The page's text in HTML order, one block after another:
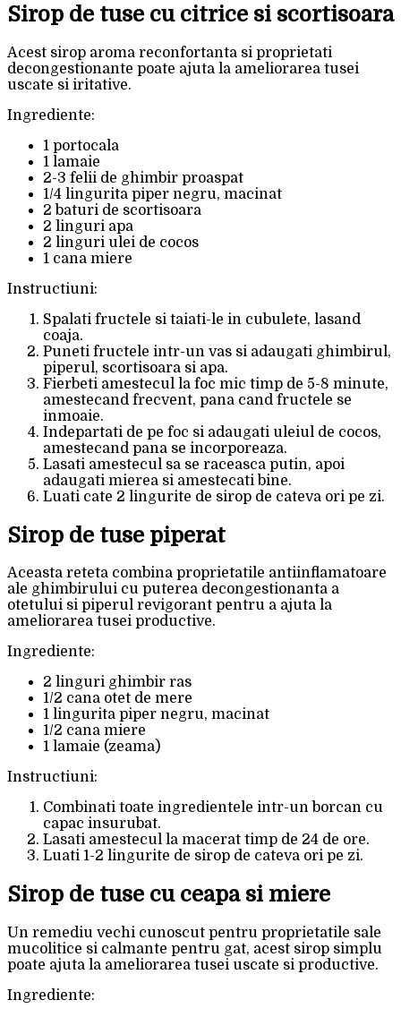
Sirop de tuse cu citrice si scortisoara
Acest sirop aroma reconfortanta si proprietati
decongestionante poate ajuta la ameliorarea tusei
uscate si iritative.
Ingrediente:
1 portocala
1 lamaie
2-3 felii de ghimbir proaspat
1/4 lingurita piper negru, macinat
2 baturi de scortisoara
2 linguri apa
2 linguri ulei de cocos
1 cana miere
Instructiuni:
Spalati fructele si taiati-le in cubulete, lasand
coaja.
Puneti fructele intr-un vas si adaugati ghimbirul,
piperul, scortisoara si apa.
Fierbeti amestecul la foc mic timp de 5-8 minute,
amestecand frecvent, pana cand fructele se
inmoaie.
Indepartati de pe foc si adaugati uleiul de cocos,
amestecand pana se incorporeaza.
Lasati amestecul sa se raceasca putin, apoi
adaugati mierea si amestecati bine.
Luati cate 2 lingurite de sirop de cateva ori pe zi.
Sirop de tuse piperat
Aceasta reteta combina proprietatile antiinflamatoare
ale ghimbirului cu puterea decongestionanta a
otetului si piperul revigorant pentru a ajuta la
ameliorarea tusei productive.
Ingrediente:
2 linguri ghimbir ras
1/2 cana otet de mere
1 lingurita piper negru, macinat
1/2 cana miere
1 lamaie (zeama)
Instructiuni:
Combinati toate ingredientele intr-un borcan cu
capac insurubat.
Lasati amestecul la macerat timp de 24 de ore.
Luati 1-2 lingurite de sirop de cateva ori pe zi.
Sirop de tuse cu ceapa si miere
Un remediu vechi cunoscut pentru proprietatile sale
mucolitice si calmante pentru gat, acest sirop simplu
poate ajuta la ameliorarea tusei uscate si productive.
Ingrediente: